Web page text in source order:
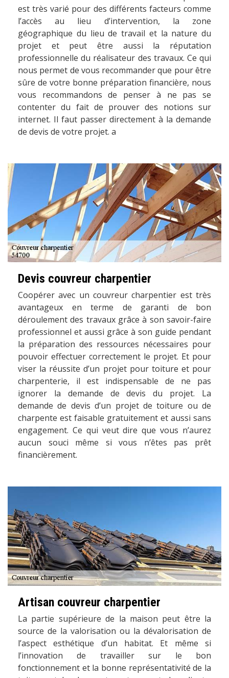
est très varié pour des différents facteurs comme
l’accès au lieu d’intervention, la zone
géographique du lieu de travail et la nature du
projet et peut être aussi la réputation
professionnelle du réalisateur des travaux. Ce qui
nous permet de vous recommander que pour être
sûre de votre bonne préparation financière, nous
vous recommandons de penser à ne pas se
contenter du fait de prouver des notions sur
internet. Il faut passer directement à la demande
de devis de votre projet. a
Devis couvreur charpentier
Coopérer avec un couvreur charpentier est très
avantageux en terme de garanti de bon
déroulement des travaux grâce à son savoir-faire
professionnel et aussi grâce à son guide pendant
la préparation des ressources nécessaires pour
pouvoir effectuer correctement le projet. Et pour
viser la réussite d’un projet pour toiture et pour
charpenterie, il est indispensable de ne pas
ignorer la demande de devis du projet. La
demande de devis d’un projet de toiture ou de
charpente est faisable gratuitement et aussi sans
engagement. Ce qui veut dire que vous n’aurez
aucun souci même si vous n’êtes pas prêt
financièrement.
Artisan couvreur charpentier
La partie supérieure de la maison peut être la
source de la valorisation ou la dévalorisation de
l’aspect esthétique d’un habitat. Et même si
l’innovation de travailler sur le bon
fonctionnement et la bonne représentativité de la